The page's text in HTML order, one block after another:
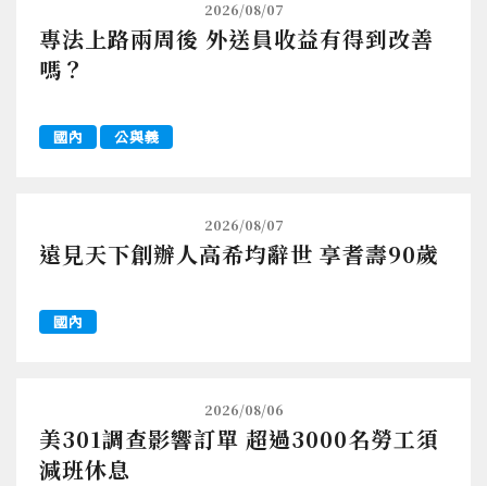
2026/08/07
專法上路兩周後 外送員收益有得到改善
嗎？
國內 公與義
2026/08/07
遠見天下創辦人高希均辭世 享耆壽90歲
國內
2026/08/06
美301調查影響訂單 超過3000名勞工須
減班休息